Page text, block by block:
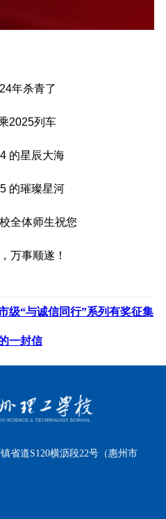
年杀青了
2025列车
的星辰大海
的璀璨星河
全体师生祝您
万事顺遂！
级“与诚信同行”系列有奖征集
一封信
省道S120横沥段22号（惠州市